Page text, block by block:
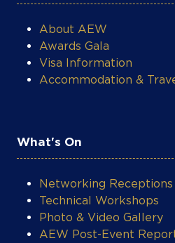
Awards Gala
Visa Information
Accommodation & Travel
Technical Workshops
Photo & Video Gallery
AEW Post-Event
Energy Market Insights